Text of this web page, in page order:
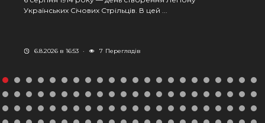
Українських Січових Стрільців. В цей ...
6.8.2026 в 16:53 · 7 Переглядів